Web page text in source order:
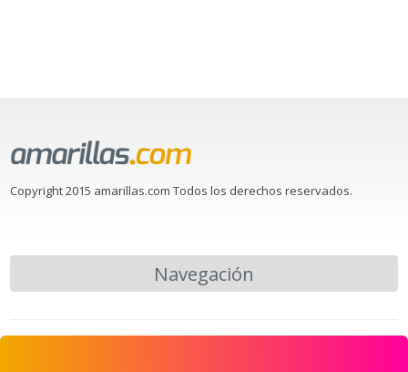
Copyright 2015 amarillas.com Todos los derechos reservados.
Navegación